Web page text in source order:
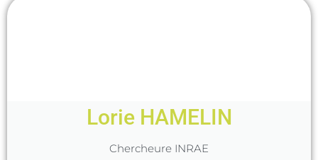
Lorie HAMELIN
Chercheure INRAE